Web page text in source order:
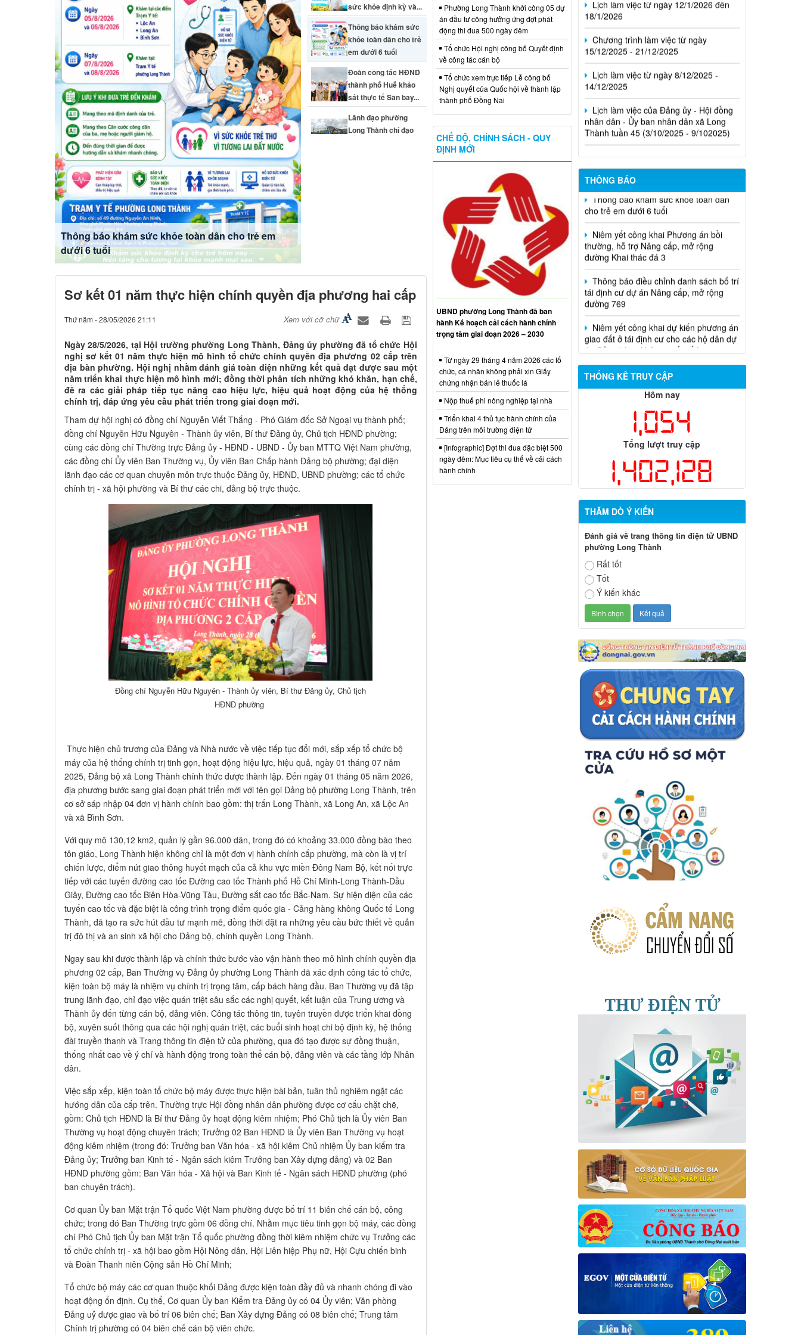
Thông báo khám sức khỏe toàn dân cho trẻ em
dưới 6 tuổi
Sơ kết 01 năm thực hiện chính quyền địa phương hai cấp
Thứ năm - 28/05/2026 21:11 Xem với cỡ chữ
Ngày 28/5/2026, tại Hội trường phường Long Thành, Đảng ủy phường đã tổ chức Hội
nghị sơ kết 01 năm thực hiện mô hình tổ chức chính quyền địa phương 02 cấp trên
địa bàn phường. Hội nghị nhằm đánh giá toàn diện những kết quả đạt được sau một
năm triển khai thực hiện mô hình mới; đồng thời phân tích những khó khăn, hạn chế,
đề ra các giải pháp tiếp tục nâng cao hiệu lực, hiệu quả hoạt động của hệ thống
chính trị, đáp ứng yêu cầu phát triển trong giai đoạn mới.
Tham dự hội nghị có đồng chí Nguyễn Viết Thắng - Phó Giám đốc Sở Ngoại vụ thành phố;
đồng chí Nguyễn Hữu Nguyên - Thành ủy viên, Bí thư Đảng ủy, Chủ tịch HĐND phường;
cùng các đồng chí Thường trực Đảng ủy - HĐND - UBND - Ủy ban MTTQ Việt Nam phường,
các đồng chí Ủy viên Ban Thường vụ, Ủy viên Ban Chấp hành Đảng bộ phường; đại diện
chính trị - xã hội phường và Bí thư các chi, đảng bộ trực thuộc.
Đồng chí Nguyễn Hữu Nguyên - Thành ủy viên, Bí thư Đảng ủy, Chủ tịch
HĐND phường
Thực hiện chủ trương của Đảng và Nhà nước về việc tiếp tục đổi mới, sắp xếp tổ chức bộ
máy của hệ thống chính trị tinh gọn, hoạt động hiệu lực, hiệu quả, ngày 01 tháng 07 năm
2025, Đảng bộ xã Long Thành chính thức được thành lập. Đến ngày 01 tháng 05 năm 2026,
địa phương bước sang giai đoạn phát triển mới với tên gọi Đảng bộ phường Long Thành, trên
cơ sở sáp nhập 04 đơn vị hành chính bao gồm: thị trấn Long Thành, xã Long An, xã Lộc An
và xã Bình Sơn.
Với quy mô 130,12 km2, quản lý gần 96.000 dân, trong đó có khoảng 33.000 đồng bào theo
tôn giáo, Long Thành hiện không chỉ là một đơn vị hành chính cấp phường, mà còn là vị trí
chiến lược, điểm nút giao thông huyết mạch của cả khu vực miền Đông Nam Bộ, kết nối trực
tiếp với các tuyến đường cao tốc Đường cao tốc Thành phố Hồ Chí Minh-Long Thành-Dầu
Giây, Đường cao tốc Biên Hòa-Vũng Tàu, Đường sắt cao tốc Bắc-Nam. Sự hiện diện của các
trị đô thị và an sinh xã hội cho Đảng bộ, chính quyền Long Thành.
Ngay sau khi được thành lập và chính thức bước vào vận hành theo mô hình chính quyền địa
phương 02 cấp, Ban Thường vụ Đảng ủy phường Long Thành đã xác định công tác tổ chức,
kiện toàn bộ máy là nhiệm vụ chính trị trọng tâm, cấp bách hàng đầu. Ban Thường vụ đã tập
trung lãnh đạo, chỉ đạo việc quán triệt sâu sắc các nghị quyết, kết luận của Trung ương và
Thành ủy đến từng cán bộ, đảng viên. Công tác thông tin, tuyên truyền được triển khai đồng
bộ, xuyên suốt thông qua các hội nghị quán triệt, các buổi sinh hoạt chi bộ định kỳ, hệ thống
đài truyền thanh và Trang thông tin điện tử của phường, qua đó tạo được sự đồng thuận,
thống nhất cao về ý chí và hành động trong toàn thể cán bộ, đảng viên và các tầng lớp Nhân
dân.
Việc sắp xếp, kiện toàn tổ chức bộ máy được thực hiện bài bản, tuân thủ nghiêm ngặt các
hướng dẫn của cấp trên. Thường trực Hội đồng nhân dân phường được cơ cấu chặt chẽ,
gồm: Chủ tịch HĐND là Bí thư Đảng ủy hoạt động kiêm nhiệm; Phó Chủ tịch là Ủy viên Ban
Thường vụ hoạt động chuyên trách; Trưởng 02 Ban HĐND là Ủy viên Ban Thường vụ hoạt
động kiêm nhiệm (trong đó: Trưởng ban Văn hóa - xã hội kiêm Chủ nhiệm Ủy ban kiểm tra
Đảng ủy; Trưởng ban Kinh tế - Ngân sách kiêm Trưởng ban Xây dựng đảng) và 02 Ban
HĐND phường gồm: Ban Văn hóa - Xã hội và Ban Kinh tế - Ngân sách HĐND phường (phó
ban chuyên trách).
Cơ quan Ủy ban Mặt trận Tổ quốc Việt Nam phường được bố trí 11 biên chế cán bộ, công
chức; trong đó Ban Thường trực gồm 06 đồng chí. Nhằm mục tiêu tinh gọn bộ máy, các đồng
chí Phó Chủ tịch Ủy ban Mặt trận Tổ quốc phường đồng thời kiêm nhiệm chức vụ Trưởng các
tổ chức chính trị - xã hội bao gồm Hội Nông dân, Hội Liên hiệp Phụ nữ, Hội Cựu chiến binh
và Đoàn Thanh niên Cộng sản Hồ Chí Minh;
Tổ chức bộ máy các cơ quan thuộc khối Đảng được kiện toàn đầy đủ và nhanh chóng đi vào
hoạt động ổn định. Cụ thể, Cơ quan Ủy ban Kiểm tra Đảng ủy có 04 Ủy viên; Văn phòng
Đảng uỷ được giao và bố trí 06 biên chế; Ban Xây dựng Đảng có 08 biên chế; Trung tâm
Chính trị phường có 04 biên chế cán bộ viên chức.
Đối với các cơ quan chuyên môn thuộc Ủy ban nhân dân phường, địa phương đã ra quyết
định thành lập Văn phòng Hội đồng nhân dân và Ủy ban nhân dân, Phòng Kinh tế, Phòng
Văn hóa - Xã hội và tiếp nhận quản lý toàn diện hệ thống 19 trường học trên địa bàn. Thực
hành Quyết định thành lập Trung tâm Dịch vụ tổng hợp. Song song đó, địa phương đã triển
khai thực hiện Đề án số 01 ngày 30 tháng 04 năm 2026 về việc tổ chức lại Phòng Kinh tế
thành Phòng Kinh tế, Hạ tầng và Đô thị. Ở cấp cơ sở, phường đã hoàn tất việc ban hành các
văn bản sắp xếp, bố trí và điều động nhân sự đối với 27 Bí thư chi bộ, Trưởng ban Nhân dân
và Trưởng ban công tác Mặt trận các khu phố.
Nhờ sự chỉ đạo sát sao và chủ động, công tác bàn giao, tiếp nhận chức năng, nhiệm vụ, hồ
sơ công việc, tài chính, tài sản công từ các địa phương cấp xã trước khi sáp nhập được triển
khai kịp thời, chặt chẽ, đúng quy định của pháp luật. 100% hệ thống máy vi tính tại cơ quan
được kết nối mạng Internet, bảo đảm vận hành thông suốt, đáp ứng yêu cầu kết nối liên
Niêm yết công khai Phương án bồi
thường, hỗ trợ Nâng cấp, mở rộng
đường Khai thác đá 3
Thông báo điều chỉnh danh sách bố trí
tái định cư dự án Nâng cấp, mở rộng
đường 769
Niêm yết công khai dự kiến phương án
giao đất ở tái định cư cho các hộ dân dự
án Cảng hàng không quốc tế Long
THỐNG KÊ TRUY CẬP
Hôm nay
1,054
Tổng lượt truy cập
1,402,128
THĂM DÒ Ý KIẾN
Đánh giá về trang thông tin điện tử UBND
phường Long Thành
Rất tốt
UBND phường Long Thành đã ban
hành Kế hoạch cải cách hành chính
trọng tâm giai đoạn 2026 – 2030
chức, cá nhân không phải xin Giấy
chứng nhận bán lẻ thuốc lá
Nộp thuế phi nông nghiệp tại nhà
Triển khai 4 thủ tục hành chính của
Đảng trên môi trường điện tử
[Infographic] Đợt thi đua đặc biệt 500
ngày đêm: Mục tiêu cụ thể về cải cách
hành chính